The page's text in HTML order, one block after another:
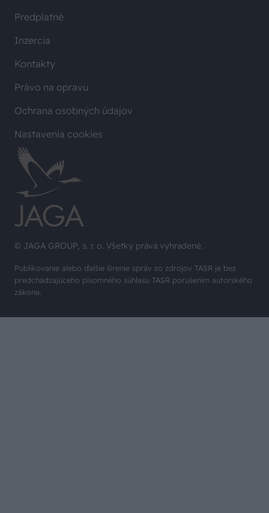
© JAGA GROUP, s. r. o. Všetky práva vyhradené.
Publikovanie alebo ďalšie šírenie správ zo zdrojov TASR je bez
predchádzajúceho písomného súhlasu TASR porušením autorského
zákona.
Predplatné
Inzercia
Kontakty
Právo na opravu
Ochrana osobných údajov
Nastavenia cookies